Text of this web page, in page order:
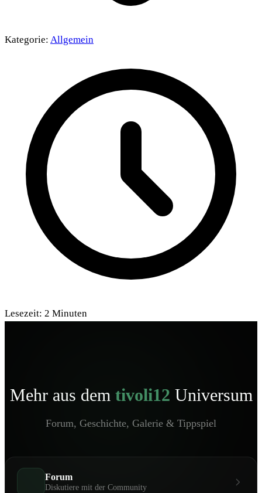
Kategorie: Allgemein
Lesezeit: 2 Minuten
Mehr aus dem tivoli12 Universum
Forum, Geschichte, Galerie & Tippspiel
Forum
Diskutiere mit der Community